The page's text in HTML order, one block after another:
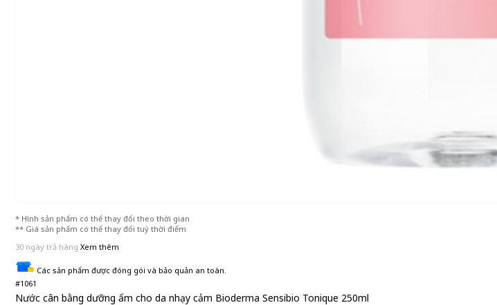
* Hình sản phẩm có thể thay đổi theo thời gian
** Giá sản phẩm có thể thay đổi tuỳ thời điểm
30 ngày trả hàng Xem thêm
Các sản phẩm được đóng gói và bảo quản an toàn.
#1061
Nước cân bằng dưỡng ẩm cho da nhạy cảm Bioderma Sensibio Tonique 250ml